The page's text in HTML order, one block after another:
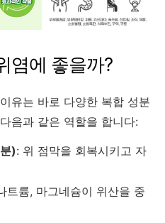
염에 좋을까?
유는 바로 다양한 복합 성분
음과 같은 역할을 합니다:
): 위 점막을 회복시키고 자
트륨, 마그네슘이 위산을 중